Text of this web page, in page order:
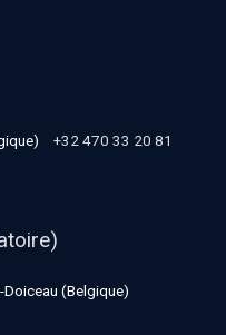
+32 470 33 20 81
(Belgique)